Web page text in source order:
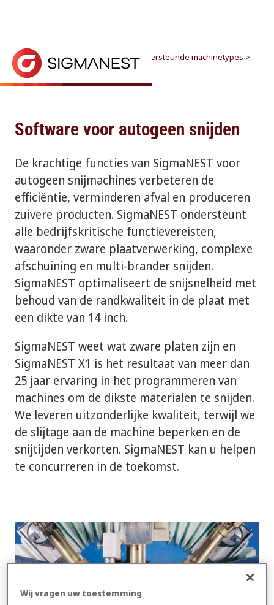
Home> Waarom SigmaNEST? >Ondersteunde machinetypes >
Oxyfuel
Autogeensnijmachines
CONTACT MET VERKOOP
Software voor autogeen snijden
De krachtige functies van SigmaNEST voor
autogeen snijmachines verbeteren de
efficiëntie, verminderen afval en produceren
zuivere producten. SigmaNEST ondersteunt
alle bedrijfskritische functievereisten,
waaronder zware plaatverwerking, complexe
afschuining en multi-brander snijden.
SigmaNEST optimaliseert de snijsnelheid met
behoud van de randkwaliteit in de plaat met
een dikte van 14 inch.
SigmaNEST weet wat zware platen zijn en
SigmaNEST X1 is het resultaat van meer dan
25 jaar ervaring in het programmeren van
machines om de dikste materialen te snijden.
We leveren uitzonderlijke kwaliteit, terwijl we
de slijtage aan de machine beperken en de
snijtijden verkorten. SigmaNEST kan u helpen
te concurreren in de toekomst.
Wij vragen uw toestemming